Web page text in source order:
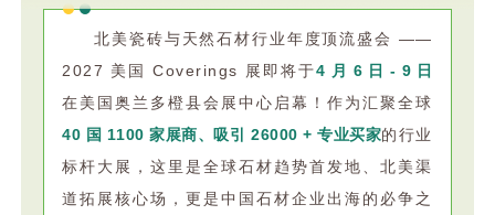
北美瓷砖与天然石材行业年度顶流盛会 ——
2027 美国 Coverings 展即将于4 月 6 日 - 9 日
在美国奥兰多橙县会展中心启幕！作为汇聚全球
40 国 1100 家展商、吸引 26000 + 专业买家的行业
标杆大展，这里是全球石材趋势首发地、北美渠
道拓展核心场，更是中国石材企业出海的必争之